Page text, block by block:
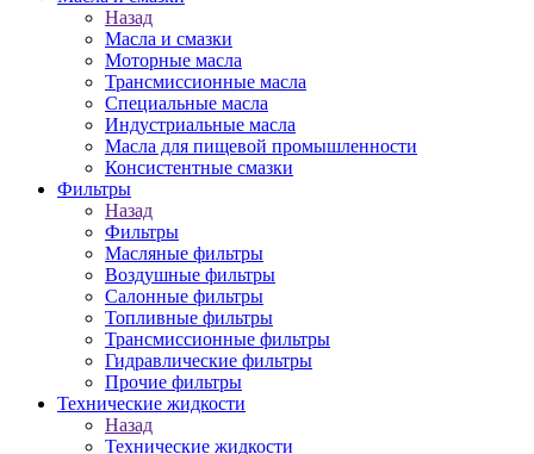
Назад
Масла и смазки
Моторные масла
Трансмиссионные масла
Специальные масла
Индустриальные масла
Масла для пищевой промышленности
Консистентные смазки
Фильтры
Назад
Фильтры
Масляные фильтры
Воздушные фильтры
Салонные фильтры
Топливные фильтры
Трансмиссионные фильтры
Гидравлические фильтры
Прочие фильтры
Технические жидкости
Назад
Технические жидкости